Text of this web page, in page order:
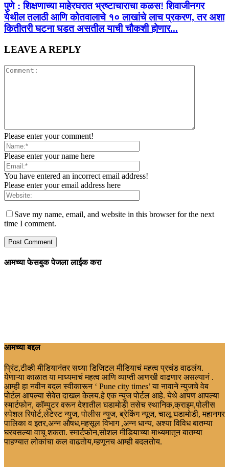
पुणे : शिक्षणाच्या माहेरघरात भ्रष्टाचाराचा कळस! शिवाजीनगर
येथील तलाठी आणि कोतवालाचे १० लाखांचे लाच प्रकरण, तर अशा
कितीतरी घटना घडत असतील याची चौकशी होणार...
LEAVE A REPLY
Please enter your comment!
Please enter your name here
You have entered an incorrect email address!
Please enter your email address here
Save my name, email, and website in this browser for the next
time I comment.
आमच्या फेसबुक पेजला लाईक करा
आमच्या बद्दल
प्रिंट,टीव्ही मीडियानंतर सध्या डिजिटल मीडियाचं महत्व प्रचंड वाढलंय.
येणाऱ्या काळात या माध्यमाचं महत्व आणि व्याप्ती आणखी वाढणार असल्यानं .
आम्ही हा नवीन बदल स्वीकारून ‘ Pune city times’ या नावाने न्युजचे वेब
पोर्टल आपल्या सेवेत दाखल केलय.हे एक न्युज पोर्टल आहे. येथे आपण आपल्या
स्मार्टफोन, कॉम्पुटर वरून देशातील घडामोडी तसेच स्थानिक,क्राइम,पोलीस
स्पेशल रिपोर्ट,लेटेस्ट न्युज, पोलीस न्युज, ब्रेकिंग न्यूज, चालू घडामोडी, महानगर
पालिका व इतर,अन्न औषध,महसूल विभाग ,अन्न धान्य, अश्या विविध बातम्या
घरबसल्या वाचू शकता. स्मार्टफोन,सोशल मीडियाच्या माध्यमातून बातम्या
पाहण्यात लोकांचा कल वाढतोय,म्हणूनच आम्ही बदलतोय.